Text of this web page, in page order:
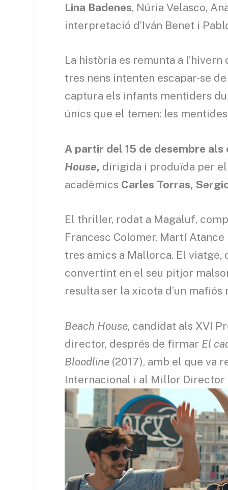
Lina Badenes, Núria Velasco,
interpretació d’Iván Benet i
La història es remunta a l’hivern
tres nens intenten escapar-se
captura els infants mentiders
únics que el temen: les
A partir del 15 de desembre
House, dirigida i produïda per
acadèmics Carles Torras,
El thriller, rodat a Magaluf,
Francesc Colomer, Martí Atance
tres amics a Mallorca. El viatge,
convertint en el seu pitjor
resulta ser la xicota d’un mafiós
Beach House, candidat als XVI
director, després de firmar El
Bloodline (2017), amb el que va
Internacional i al Millor Director